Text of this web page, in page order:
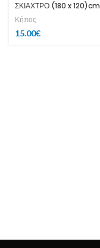
ΣΚΙΑΧΤΡΟ (180 x 120)cm
Κήπος
15.00€